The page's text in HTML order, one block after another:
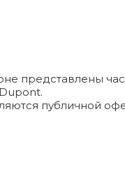
представлены
публичной